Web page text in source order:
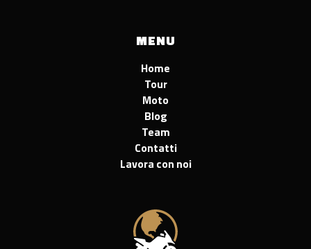
MENU
Home
Tour
Moto
Blog
Team
Contatti
Lavora con noi